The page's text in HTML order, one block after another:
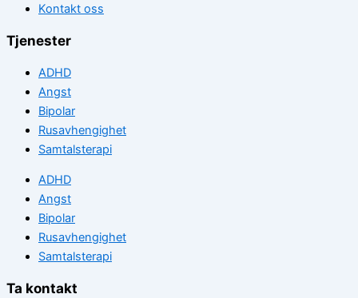
Kontakt oss
Tjenester
ADHD
Angst
Bipolar
Rusavhengighet
Samtalsterapi
ADHD
Angst
Bipolar
Rusavhengighet
Samtalsterapi
Ta kontakt